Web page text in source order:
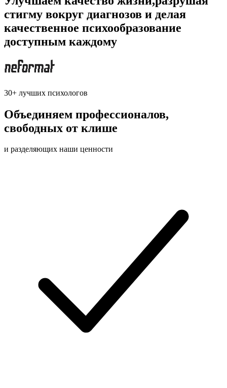
стигму вокруг диагнозов и делая
качественное психообразование
доступным каждому
30+ лучших психологов
Объединяем профессионалов,
свободных от клише
и разделяющих наши ценности